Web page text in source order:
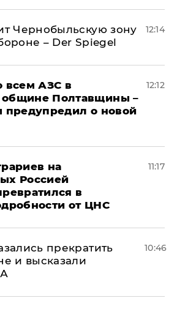
Чернобыльскую зону
– Der Spiegel
12:14
всем АЗС в
Полтавщины –
предупредил о новой
12:12
на
Россией
в
от ЦНС
11:17
прекратить
и высказали
10:46